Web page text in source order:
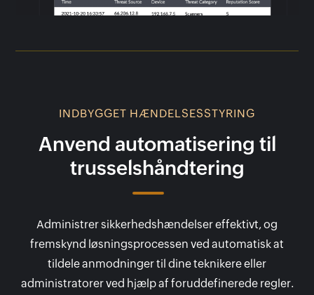
INDBYGGET HÆNDELSESSTYRING
Anvend automatisering til
trusselshåndtering
Administrer sikkerhedshændelser effektivt, og
fremskynd løsningsprocessen ved automatisk at
tildele anmodninger til dine teknikere eller
administratorer ved hjælp af foruddefinerede regler.